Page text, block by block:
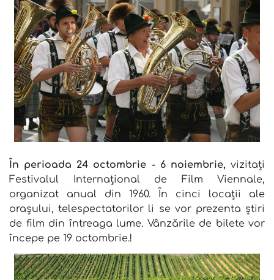
În perioada 24 octombrie - 6 noiembrie, vizitați
Festivalul Internațional de Film Viennale,
organizat anual din 1960. În cinci locații ale
orașului, telespectatorilor li se vor prezenta știri
de film din întreaga lume. Vânzările de bilete vor
începe pe 19 octombrie.!